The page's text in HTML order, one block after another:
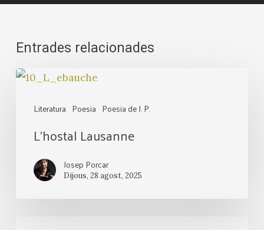
Entrades relacionades
Literatura Poesia Poesia de J. P.
L’hostal
L’hostal Lausanne
Josep Porcar
Dijous, 28 agost, 2025